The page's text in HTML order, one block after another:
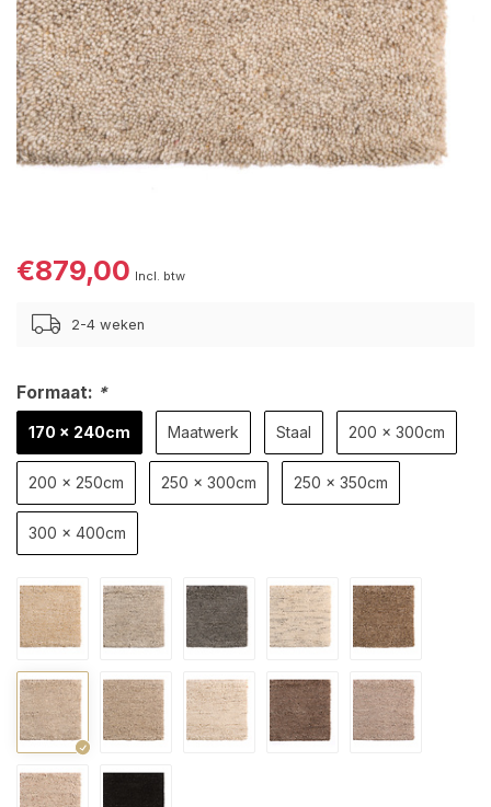
€879,00 Incl. btw
2-4 weken
Formaat: *
170 x 240cm Maatwerk Staal 200 x 300cm
200 x 250cm 250 x 300cm 250 x 350cm
300 x 400cm